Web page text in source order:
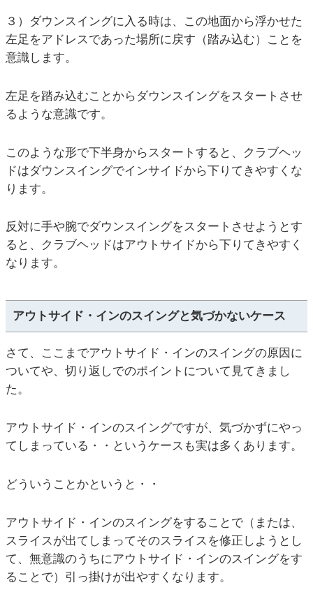
３）ダウンスイングに入る時は、この地面から浮かせた
左足をアドレスであった場所に戻す（踏み込む）ことを
意識します。
左足を踏み込むことからダウンスイングをスタートさせ
るような意識です。
このような形で下半身からスタートすると、クラブヘッ
ドはダウンスイングでインサイドから下りてきやすくな
ります。
反対に手や腕でダウンスイングをスタートさせようとす
ると、クラブヘッドはアウトサイドから下りてきやすく
なります。
アウトサイド・インのスイングと気づかないケース
さて、ここまでアウトサイド・インのスイングの原因に
ついてや、切り返しでのポイントについて見てきまし
た。
アウトサイド・インのスイングですが、気づかずにやっ
てしまっている・・というケースも実は多くあります。
どういうことかというと・・
アウトサイド・インのスイングをすることで（または、
スライスが出てしまってそのスライスを修正しようとし
て、無意識のうちにアウトサイド・インのスイングをす
ることで）引っ掛けが出やすくなります。